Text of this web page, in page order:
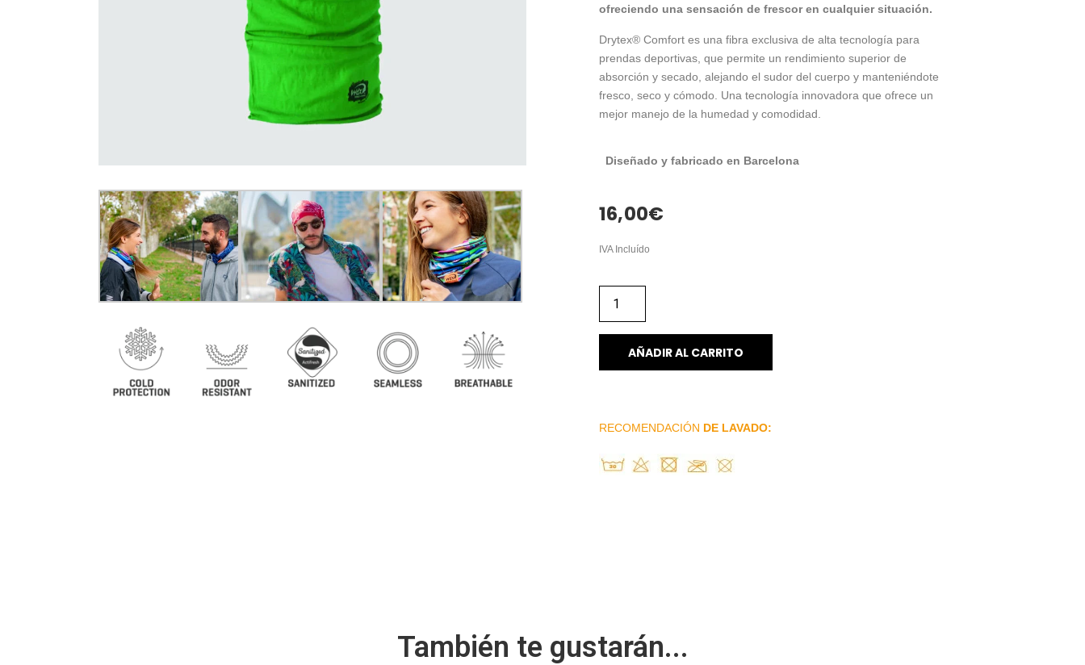
ofreciendo una sensación de frescor en cualquier situación.
Drytex® Comfort es una fibra exclusiva de alta tecnología para
prendas deportivas, que permite un rendimiento superior de
absorción y secado, alejando el sudor del cuerpo y manteniéndote
fresco, seco y cómodo. Una tecnología innovadora que ofrece un
mejor manejo de la humedad y comodidad.
Diseñado y fabricado en Barcelona
16,00€
IVA Incluído
AÑADIR AL CARRITO
RECOMENDACIÓN DE LAVADO:
También te gustarán...